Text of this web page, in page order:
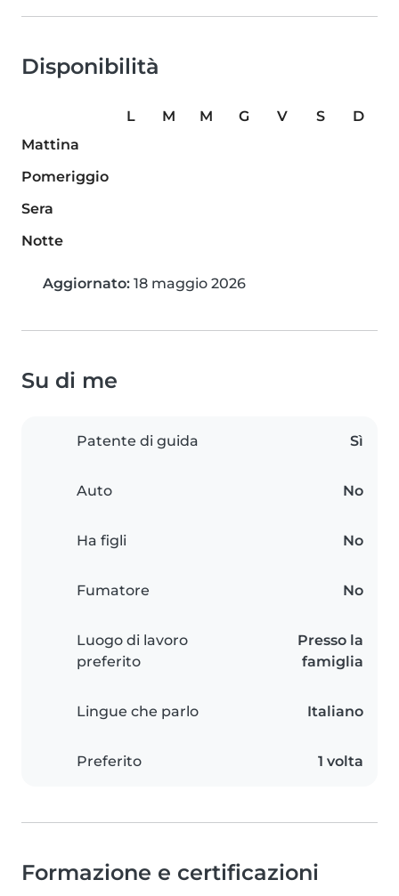
Disponibilità
L M M G V S
D
Mattina
Pomeriggio
Sera
Notte
Aggiornato: 18 maggio 2026
Su di me
Patente di guida Sì
Auto No
Ha figli No
Fumatore No
Luogo di lavoro
preferito
Presso la
famiglia
Lingue che parlo Italiano
Preferito 1 volta
Formazione e certificazioni